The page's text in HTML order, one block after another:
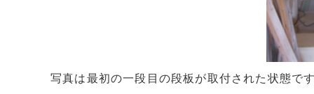
写真は最初の一段目の段板が取付された状態で